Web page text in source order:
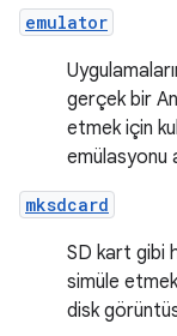
emulator
gerçek bir
etmek için
emülasyonu
mksdcard
SD kart gibi
simüle
disk